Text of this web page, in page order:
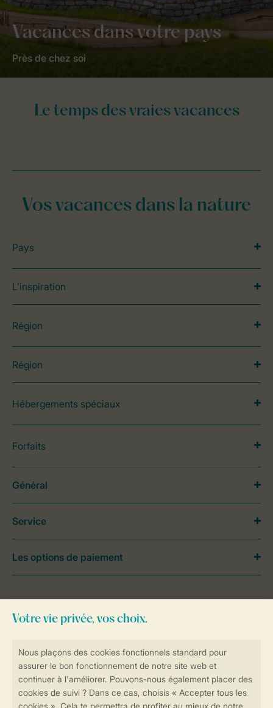
Vacances dans votre pays
Près de chez soi
Vos vacances dans la nature
Pays
L’inspiration
Région
Région
Hébergements spéciaux
Forfaits
contactez notreContact Center.
Général
Service
Les options de paiement